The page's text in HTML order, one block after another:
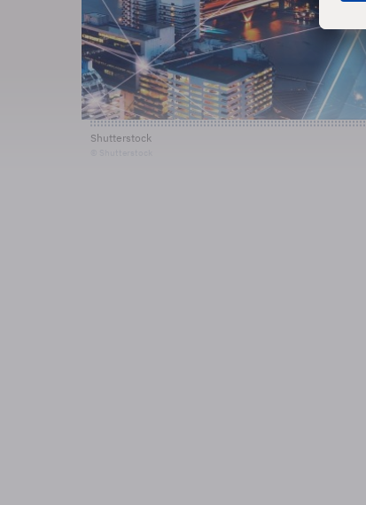
Shutterstock